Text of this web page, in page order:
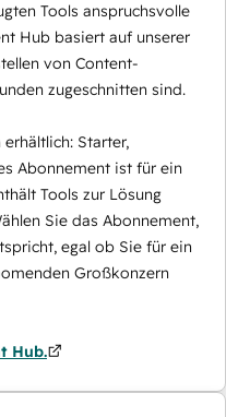
Tools anspruchsvolle
Hub basiert auf unserer
von Content-
zugeschnitten sind.
Starter,
Abonnement ist für ein
Tools zur Lösung
Sie das Abonnement,
egal ob Sie für ein
Großkonzern
Hub.